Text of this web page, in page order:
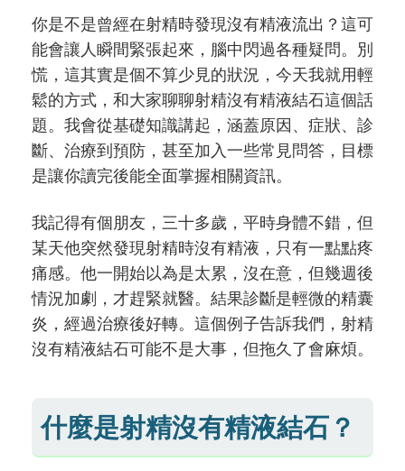
你是不是曾經在射精時發現沒有精液流出？這可
能會讓人瞬間緊張起來，腦中閃過各種疑問。別
慌，這其實是個不算少見的狀況，今天我就用輕
鬆的方式，和大家聊聊射精沒有精液結石這個話
題。我會從基礎知識講起，涵蓋原因、症狀、診
斷、治療到預防，甚至加入一些常見問答，目標
是讓你讀完後能全面掌握相關資訊。
我記得有個朋友，三十多歲，平時身體不錯，但
某天他突然發現射精時沒有精液，只有一點點疼
痛感。他一開始以為是太累，沒在意，但幾週後
情況加劇，才趕緊就醫。結果診斷是輕微的精囊
炎，經過治療後好轉。這個例子告訴我們，射精
沒有精液結石可能不是大事，但拖久了會麻煩。
什麼是射精沒有精液結石？